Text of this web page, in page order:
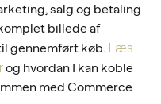
salg og betaling
billede af
gennemført køb. Læs
og hvordan I kan koble
med Commerce